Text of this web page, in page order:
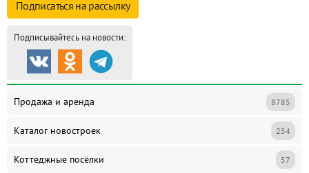
Подписаться на рассылку
Подписывайтесь на новости:
Продажа и аренда 8785
Каталог новостроек 254
Коттеджные посёлки 57